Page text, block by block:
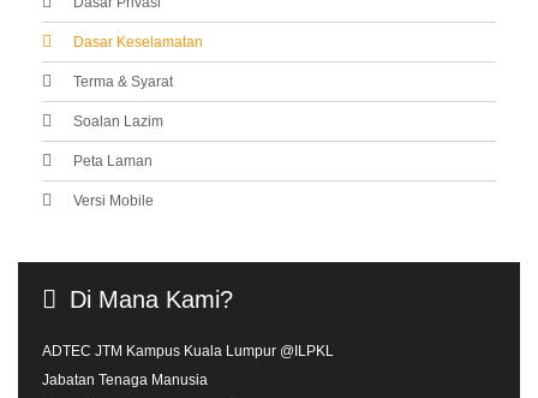
Dasar Keselamatan
Terma & Syarat
Soalan Lazim
Peta Laman
Versi Mobile
Di Mana Kami?
ADTEC JTM Kampus Kuala Lumpur @ILPKL
Jabatan Tenaga Manusia